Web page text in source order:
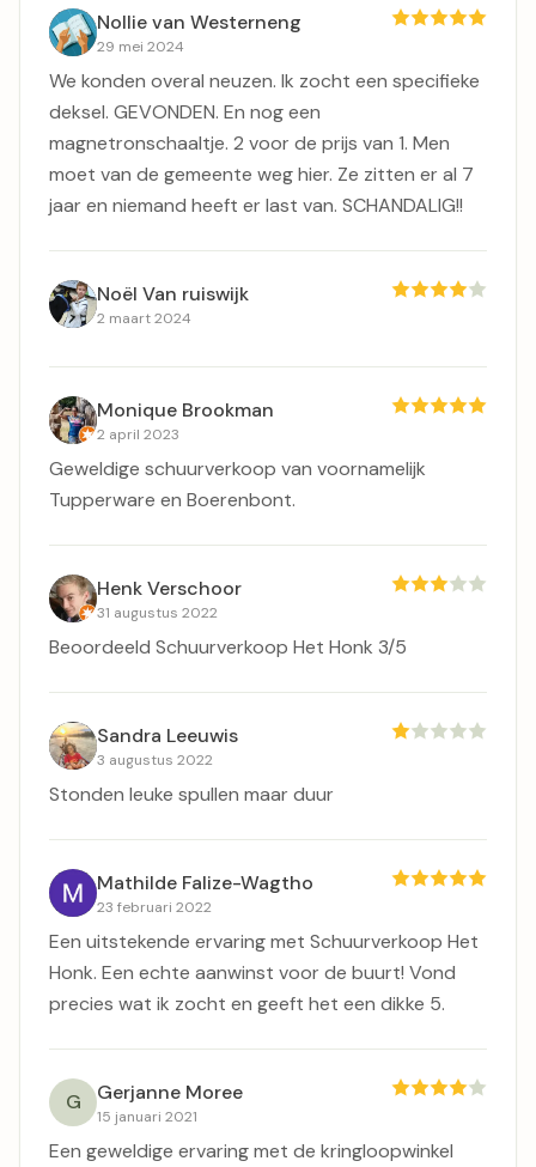
Nollie van Westerneng
29 mei 2024
We konden overal neuzen. Ik zocht een specifieke
deksel. GEVONDEN. En nog een
magnetronschaaltje. 2 voor de prijs van 1. Men
moet van de gemeente weg hier. Ze zitten er al 7
jaar en niemand heeft er last van. SCHANDALIG!!
Noël Van ruiswijk
2 maart 2024
Monique Brookman
2 april 2023
Geweldige schuurverkoop van voornamelijk
Tupperware en Boerenbont.
Henk Verschoor
31 augustus 2022
Beoordeeld Schuurverkoop Het Honk 3/5
Sandra Leeuwis
3 augustus 2022
Stonden leuke spullen maar duur
Mathilde Falize-Wagtho
23 februari 2022
Een uitstekende ervaring met Schuurverkoop Het
Honk. Een echte aanwinst voor de buurt! Vond
precies wat ik zocht en geeft het een dikke 5.
G Gerjanne Moree
15 januari 2021
Een geweldige ervaring met de kringloopwinkel